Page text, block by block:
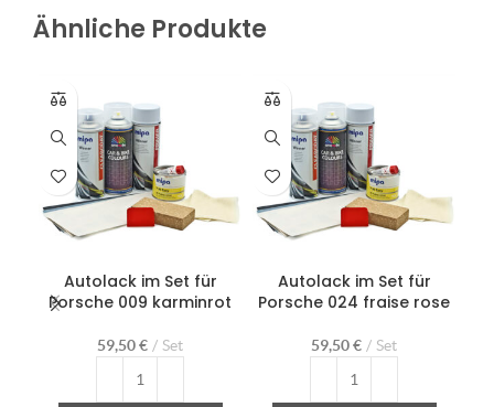
Ähnliche Produkte
Autolack im Set für
Porsche 009 karminrot
59,50€ Set
Autolack im Set für
Porsche 024 fraise rose
59,50€ Set